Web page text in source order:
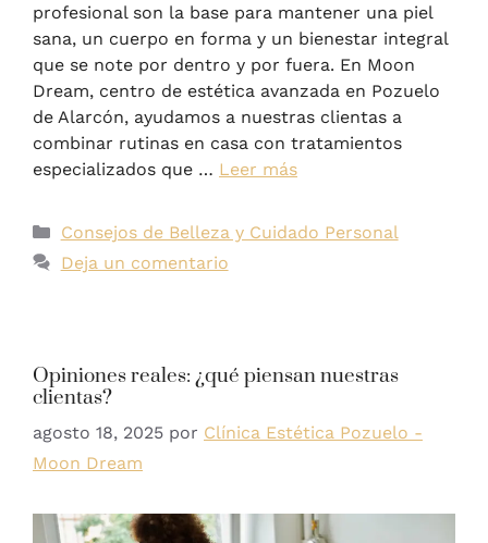
profesional son la base para mantener una piel
sana, un cuerpo en forma y un bienestar integral
que se note por dentro y por fuera. En Moon
Dream, centro de estética avanzada en Pozuelo
de Alarcón, ayudamos a nuestras clientas a
combinar rutinas en casa con tratamientos
especializados que … Leer más
Consejos de Belleza y Cuidado Personal
Deja un comentario
Opiniones reales: ¿qué piensan nuestras
clientas?
agosto 18, 2025 por Clínica Estética Pozuelo -
Moon Dream